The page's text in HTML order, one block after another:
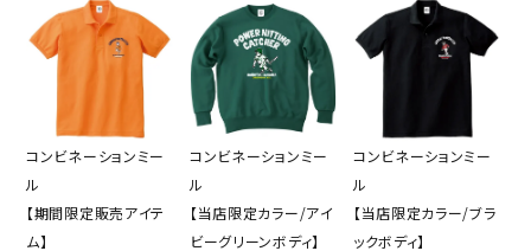
コンビネーションミー
ル
【期間限定販売アイテ
ム】
コンビネーションミー
ル
【当店限定カラー/アイ
ビーグリーンボディ】
コンビネーションミー
ル
【当店限定カラー/ブラ
ックボディ】